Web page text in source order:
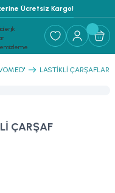
Ücretsiz Kargo!
LASTİKLİ ÇARŞAFLAR
ÇARŞAF